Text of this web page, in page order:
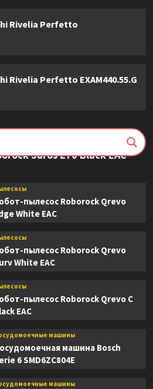
Rivelia Perfetto
Rivelia Perfetto EXAM440.55.G
Saros Z70 Black EAC
пылесос Roborock Qrevo
White EAC
пылесос Roborock Qrevo
White EAC
пылесос Roborock Qrevo C
EAC
машины
машина Bosch
6 SMD6ZC804E
машины